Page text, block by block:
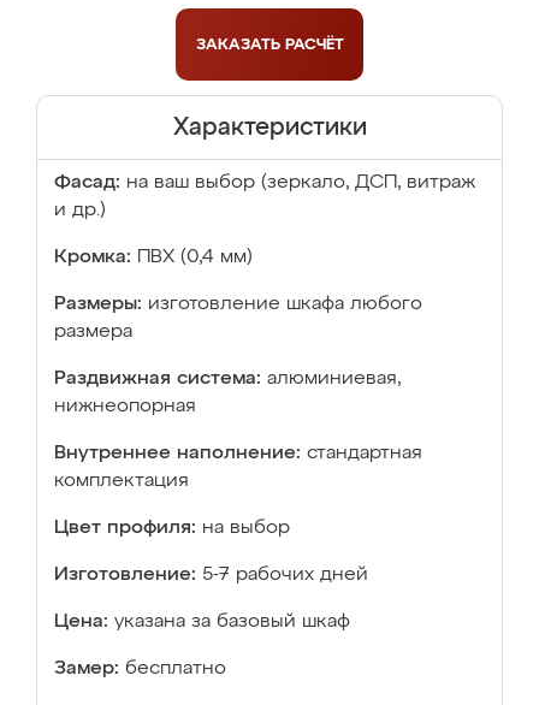
ЗАКАЗАТЬ РАСЧЁТ
Характеристики
Фасад: на ваш выбор (зеркало, ДСП, витраж
и др.)
Кромка: ПВХ (0,4 мм)
Размеры: изготовление шкафа любого
размера
Раздвижная система: алюминиевая,
нижнеопорная
Внутреннее наполнение: стандартная
комплектация
Цвет профиля: на выбор
Изготовление: 5-7 рабочих дней
Цена: указана за базовый шкаф
Замер: бесплатно